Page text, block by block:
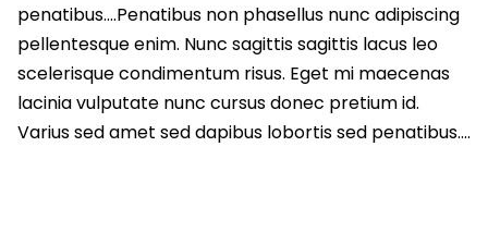
penatibus….Penatibus non phasellus nunc adipiscing
pellentesque enim. Nunc sagittis sagittis lacus leo
scelerisque condimentum risus. Eget mi maecenas
lacinia vulputate nunc cursus donec pretium id.
Varius sed amet sed dapibus lobortis sed penatibus….